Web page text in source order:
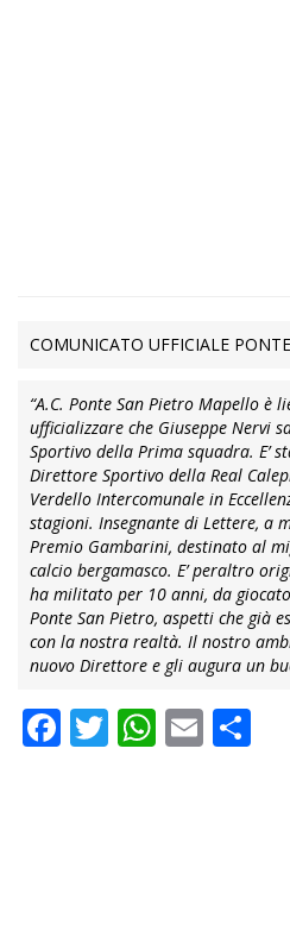
COMUNICATO UFFICIALE
“A.C. Ponte San Pietro Mapello è
ufficializzare che Giuseppe Nervi
Sportivo della Prima squadra. E’
Direttore Sportivo della Real
Verdello Intercomunale in
stagioni. Insegnante di Lettere, a
Premio Gambarini, destinato al
calcio bergamasco. E’ peraltro
ha militato per 10 anni, da
Ponte San Pietro, aspetti che già
con la nostra realtà. Il nostro
nuovo Direttore e gli augura un
Facebook
TwitterEmail